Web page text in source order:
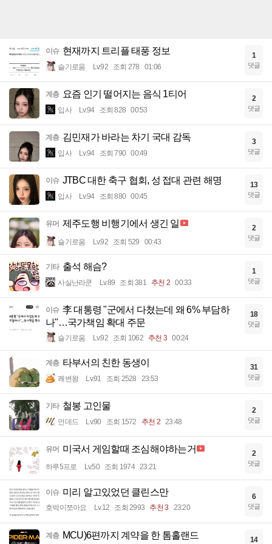
이슈 현재까지 트리플 태풍 정보
슬기로움 Lv.92 조회 278 01:06
1
댓글
계층 요즘 인기 떨어지는 음식 1티어
입사 Lv.94 조회 828 00:53
2
댓글
계층 김민재가 바라는 차기 국대 감독
입사 Lv.94 조회 790 00:49
3
댓글
이슈 JTBC 대한 축구 협회, 성 접대 관련 해명
입사 Lv.94 조회 880 00:45
13
댓글
유머 제주도행 비행기에서 생긴 일
슬기로움 Lv.92 조회 529 00:43
2
댓글
기타 출석 해슴?
사실난라쿤 Lv.89 조회 381 추천 2 00:33
1
댓글
이슈 李 대통령 "군에서 다쳤는데 왜 6% 부담하
나"…국가책임 확대 주문
슬기로움 Lv.92 조회 1062 추천 3 00:24
18
댓글
계층 타부서의 친한 동생이
쾌변왕 Lv.91 조회 2528 23:53
31
댓글
기타 철봉 고인물
언데드 Lv.90 조회 1572 추천 2 23:48
2
댓글
유머 미국서 게임할때 조심해야하는거
하루5프로 Lv.50 조회 1974 23:21
2
댓글
이슈 미리 알고있었던 클린스만
호박이쪼아요 Lv.12 조회 2993 추천 3 23:20
6
댓글
계층 MCU)6편까지 계약을 한 톰홀랜드 14